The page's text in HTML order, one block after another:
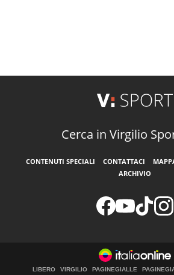
Cerca in Virgilio
CONTENUTI SPECIALI CONTATTACI
ARCHIVIO
LIBERO VIRGILIO PAGINEGIALLE